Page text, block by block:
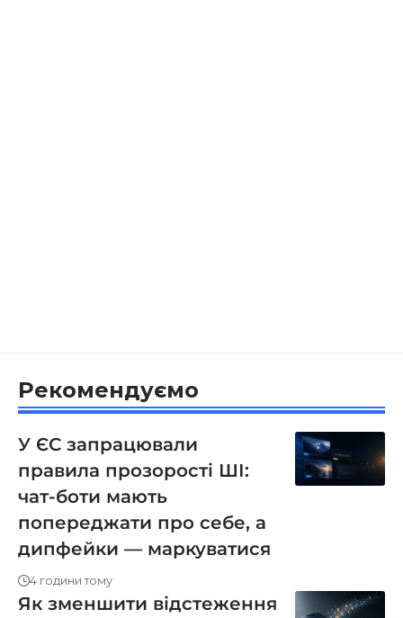
Рекомендуємо
У ЄС запрацювали
правила прозорості ШІ:
чат-боти мають
попереджати про себе, а
дипфейки — маркуватися
4 години тому
Як зменшити відстеження